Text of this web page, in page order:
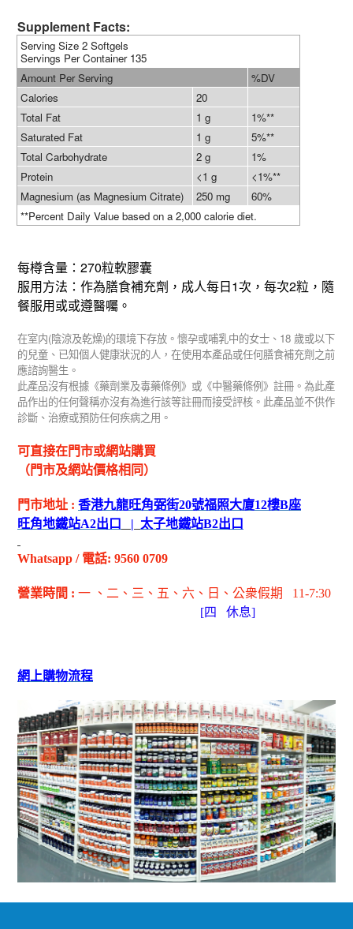
Supplement Facts:
Serving Size 2 Softgels
Servings Per Container 135
Amount Per Serving
%DV
Calories
20
Total Fat
1 g
1%**
Saturated Fat
1 g
5%**
Total Carbohydrate
2 g
1%
Protein
<1 g
<1%**
Magnesium (as Magnesium Citrate)
250 mg
60%
**Percent Daily Value based on a 2,000 calorie diet.
每樽含量： 270粒軟膠囊
服用方法：作為膳食補充劑，成人每日 1次，每次2粒，隨
餐服用或或遵醫囑。
在室内(陰涼及乾燥)的環境下存放。懷孕或哺乳中的女士、 18 歲或以下
的兒童、已知個人健康狀況的人，在使用本產品或任何膳食補充劑之前
應諮詢醫生。
此產品沒有根據《藥劑業及毒藥條例》或《中醫藥條例》註冊。為此產
品作出的任何聲稱亦沒有為進行該等註冊而接受評核。此產品並不供作
診斷、治療或預防任何疾病之用。
可直接在門市或網站購買
（門市及網站價格相同）
門市地址 : 香港九龍旺角弼街20號福照大廈12樓B座
旺角地鐵站A2出 口 | 太子地鐵站B2出 口
Whatsapp / 電話: 9560 0709
營業時間 : 一 、二、三、五 、六 、日 、公衆假期
11-7:30
[四 休息]
網上購物流程